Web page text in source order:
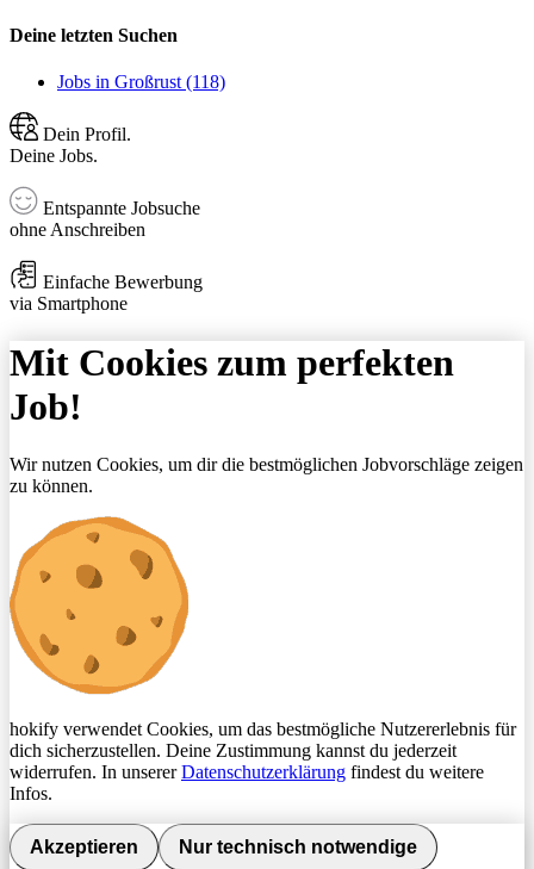
Deine letzten Suchen
Jobs in Großrust (118)
Dein Profil.
Deine Jobs.
Entspannte Jobsuche
ohne Anschreiben
Einfache Bewerbung
via Smartphone
Mit Cookies zum perfekten
Job!
Wir nutzen Cookies, um dir die bestmöglichen Jobvorschläge zeigen
zu können.
hokify verwendet Cookies, um das bestmögliche Nutzererlebnis für
dich sicherzustellen. Deine Zustimmung kannst du jederzeit
widerrufen. In unsererDatenschutzerklärung findest du weitere
Infos.
Akzeptieren Nur technisch notwendige